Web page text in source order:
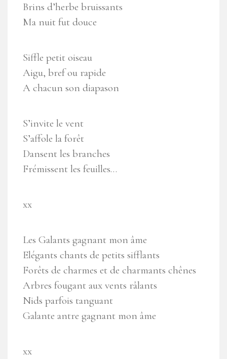
Brins d’herbe bruissants
Ma nuit fut douce
Siffle petit oiseau
Aigu, bref ou rapide
A chacun son diapason
S’invite le vent
S’affole la forêt
Dansent les branches
Frémissent les feuilles…
xx
Les Galants gagnant mon âme
Elégants chants de petits sifflants
Forêts de charmes et de charmants chênes
Arbres fougant aux vents râlants
Nids parfois tanguant
Galante antre gagnant mon âme
xx